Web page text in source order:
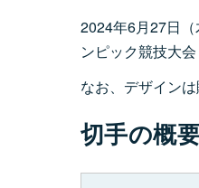
2024年6月27日
ンピック競技大
なお、デザイン
切手の概